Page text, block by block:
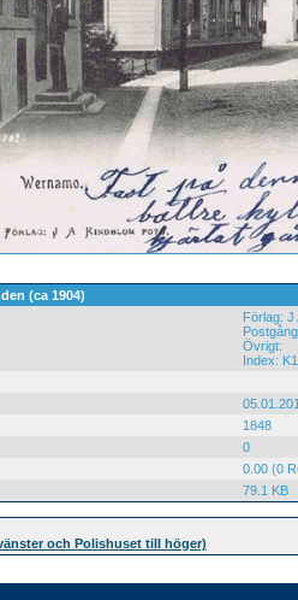
(ca 1904)
Förlag: J
Övrigt:
Index:
1848
0
0.00 (0
79.1 KB
och Polishuset till höger)